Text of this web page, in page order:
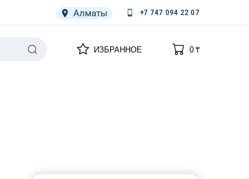
Алматы +7 747 094 22 07
ИЗБРАННОЕ
0
0₸